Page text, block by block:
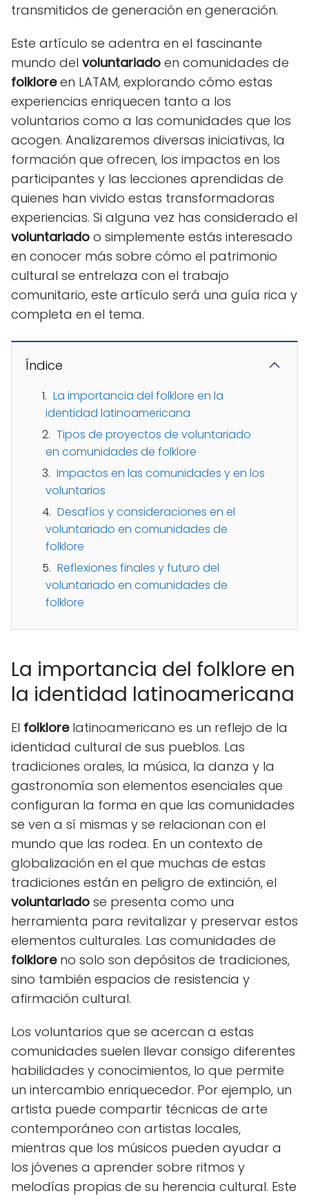
transmitidos de generación en generación.
Este artículo se adentra en el fascinante
mundo del voluntariado en comunidades de
folkloreen LATAM, explorando cómo estas
experiencias enriquecen tanto a los
voluntarios como a las comunidades que los
acogen. Analizaremos diversas iniciativas, la
formación que ofrecen, los impactos en los
participantes y las lecciones aprendidas de
quienes han vivido estas transformadoras
experiencias. Si alguna vez has considerado el
voluntariado o simplemente estás interesado
en conocer más sobre cómo el patrimonio
cultural se entrelaza con el trabajo
comunitario, este artículo será una guía rica y
completa en el tema.
Índice
La importancia del folklore en la
identidad latinoamericana
Tipos de proyectos de voluntariado
en comunidades de folklore
Impactos en las comunidades y en los
voluntarios
Desafíos y consideraciones en el
voluntariado en comunidades de
folklore
Reflexiones finales y futuro del
voluntariado en comunidades de
folklore
La importancia del folklore en
la identidad latinoamericana
El folklorelatinoamericano es un reflejo de la
identidad cultural de sus pueblos. Las
tradiciones orales, la música, la danza y la
gastronomía son elementos esenciales que
configuran la forma en que las comunidades
se ven a sí mismas y se relacionan con el
mundo que las rodea. En un contexto de
globalización en el que muchas de estas
tradiciones están en peligro de extinción, el
voluntariado se presenta como una
herramienta para revitalizar y preservar estos
elementos culturales. Las comunidades de
folkloreno solo son depósitos de tradiciones,
sino también espacios de resistencia y
afirmación cultural.
Los voluntarios que se acercan a estas
comunidades suelen llevar consigo diferentes
habilidades y conocimientos, lo que permite
un intercambio enriquecedor. Por ejemplo, un
artista puede compartir técnicas de arte
contemporáneo con artistas locales,
mientras que los músicos pueden ayudar a
los jóvenes a aprender sobre ritmos y
melodías propias de su herencia cultural. Este